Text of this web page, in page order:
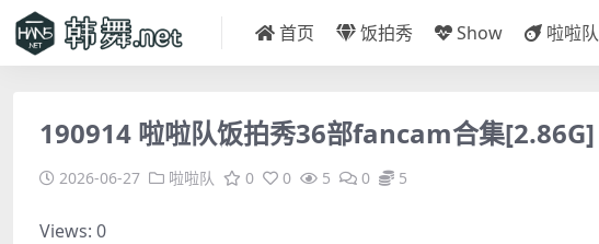
首页 饭拍秀 Show 啦啦队
190914 啦啦队饭拍秀36部fancam合集[2.86G]
2026-06-27 啦啦队 0 0 5 0 5
Views: 0